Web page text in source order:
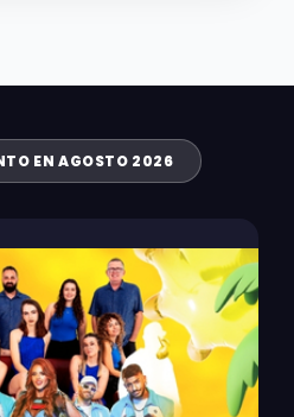
EN AGOSTO 2026